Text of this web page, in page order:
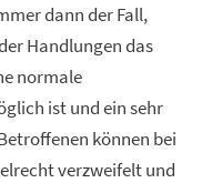
dann der Fall,
Handlungen das
normale
ist und ein sehr
können bei
verzweifelt und